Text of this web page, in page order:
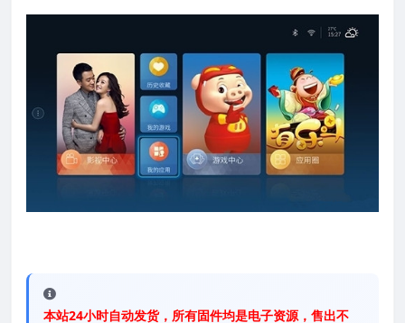
本站24小时自动发货，所有固件均是电子资源，售出不